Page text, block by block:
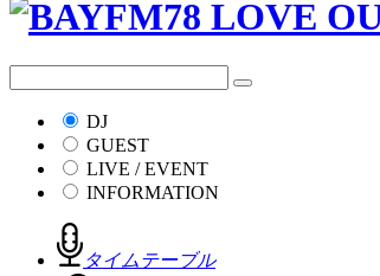
DJ
GUEST
LIVE / EVENT
INFORMATION
タイムテーブル